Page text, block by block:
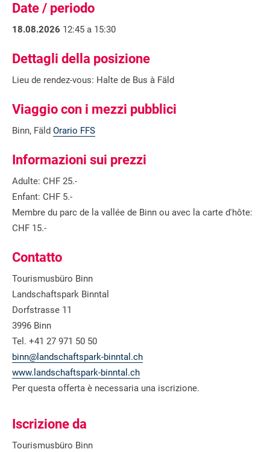
Date / periodo
18.08.2026 12:45 a 15:30
Dettagli della posizione
Lieu de rendez-vous: Halte de Bus à Fäld
Viaggio con i mezzi pubblici
Binn, Fäld Orario FFS
Informazioni sui prezzi
Adulte: CHF 25.-
Enfant: CHF 5.-
Membre du parc de la vallée de Binn ou avec la carte d'hôte:
CHF 15.-
Contatto
Tourismusbüro Binn
Landschaftspark Binntal
Dorfstrasse 11
3996 Binn
Tel. +41 27 971 50 50
binn@landschaftspark-binntal.ch
www.landschaftspark-binntal.ch
Per questa offerta è necessaria una iscrizione.
Iscrizione da
Tourismusbüro Binn